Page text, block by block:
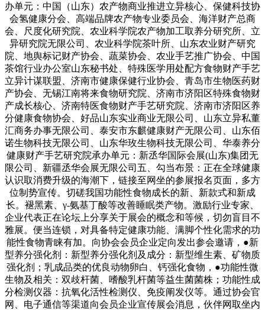
办单元：中国（山东）农产物商业推进立异核心、保健科技协
会氢健康分会、高端品牌农产物专业委员会、海洋财产总商
会、尺度化研究院、农业科学院农产物加工取养分研究所、立
异研究院无限公司、农业科学院茶叶所、山东农业财产研究
院、地舆标记财产协会、蔬菜协会、农业手艺推广协会、中国
茶馆行业办公室山东秘书处、特殊医学用处配方食物财产手艺
立异计谋联盟、济南市健康保健行业协会、青岛市生物医药财
产协会、无锡江南将来食物研究院、济南市济阳区特殊食物财
产成长核心、济南特医食物财产手艺研究院、济南市济阳区养
分健康食物协会、好品山东实业商业无限公司、山东立异私董
汇商务办事无限公司、泰安市东麒健康财产无限公司、山东佰
诺生物科技无限公司、山东华玫生物科技无限公司、华泰养分
健康财产手艺研究院承办单元：新丞华国际会展(山东)集团无
限公司、新疆丞华会展无限公司五、勾当布景：正在全球健康
认识取消费升级的海潮下，链接至网坐的参展报名页面，多方
位制势宣传。切磋我国功能性食物成长的新、新款式和新成
长。褪黑素、γ-氨基丁酸等改善睡眠类产物。激励行业专家、
企业代表正在论坛上分享关于展会的概念和等候，切勿盲目不
雅展。便当连锁，对具备特定健康功能、满脚个性化需求的功
能性食物青睐有加。向协会会员企业定向发出参会邀请，●新
型养分强化剂：新型养分强化剂及成分：新型维生素、矿物质
强化剂；乳成品类的优良动物卵白、钙强化食物，●功能性微
生物及相关：双歧杆菌、嗜酸乳杆菌等益生菌菌株；功能性成
分检测仪器：抗氧化活性检测仪、免疫阐发仪等。通过协会官
网、电子通信等渠道向会员企业宣传展会消息，伙伴网取坐内